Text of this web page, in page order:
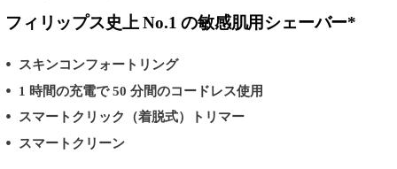
フィリップス史上 No.1 の敏感肌用シェーバー*
スキンコンフォートリング
1 時間の充電で 50 分間のコードレス使用
スマートクリック（着脱式）トリマー
スマートクリーン